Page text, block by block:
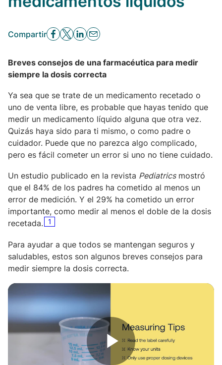
Compartir
Breves consejos de una farmacéutica para medir
siempre la dosis correcta
Ya sea que se trate de un medicamento recetado o
uno de venta libre, es probable que hayas tenido que
medir un medicamento líquido alguna que otra vez.
Quizás haya sido para ti mismo, o como padre o
cuidador. Puede que no parezca algo complicado,
pero es fácil cometer un error si uno no tiene cuidado.
Un estudio publicado en la revista Pediatricsmostró
que el 84% de los padres ha cometido al menos un
error de medición. Y el 29% ha cometido un error
importante, como medir al menos el doble de la dosis
recetada.
1
Para ayudar a que todos se mantengan seguros y
saludables, estos son algunos breves consejos para
medir siempre la dosis correcta.